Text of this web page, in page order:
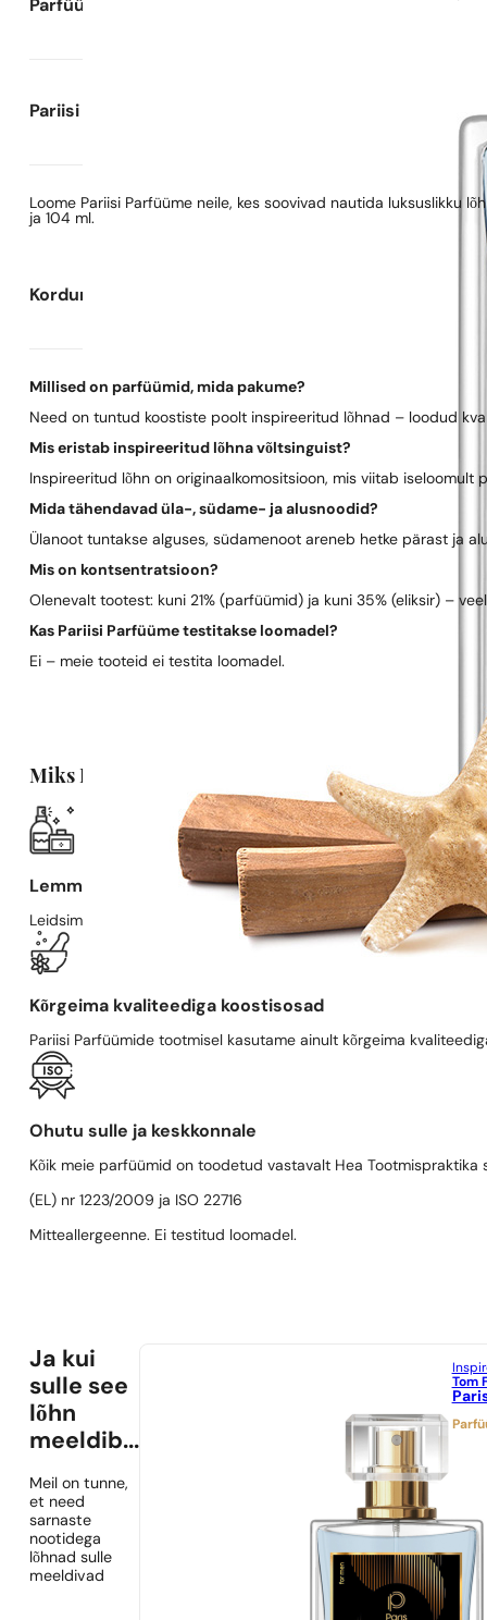
Parfüümi kirjeldus
Pariisi Parfüümide kohta
Loome Pariisi Parfüüme neile, kes soovivad nautida luksuslikku
ja 104 ml.
Korduma kippuvad küsimused
Millised on parfüümid, mida pakume?
Need on tuntud koostiste poolt inspireeritud lõhnad – loodud
Mis eristab inspireeritud lõhna võltsinguist?
Inspireeritud lõhn on originaalkomositsioon, mis viitab
Mida tähendavad üla-, südame- ja alusnoodid?
Ülanoot tuntakse alguses, südamenoot areneb hetke pärast ja
Mis on kontsentratsioon?
Olenevalt tootest: kuni 21% (parfüümid) ja kuni 35% (eliksir) –
Kas Pariisi Parfüüme testitakse loomadel?
Ei – meie tooteid ei testita loomadel.
Miks Pariisi Parfüümid?
Lemmiklõhn, soodsamalt
Leidsime kuldse kesktee kvaliteetse lõhna ja taskukohase hinna
Kõrgeima kvaliteediga koostisosad
Pariisi Parfüümide tootmisel kasutame ainult kõrgeima
Ohutu sulle ja keskkonnale
Kõik meie parfüümid on toodetud vastavalt Hea Tootmispraktika
(EL) nr 1223/2009 ja ISO 22716
Mitteallergeenne. Ei testitud loomadel.
Ja kui
sulle see
lõhn
meeldib...
Meil on tunne,
et need
sarnaste
nootidega
lõhnad sulle
meeldivad
Tom